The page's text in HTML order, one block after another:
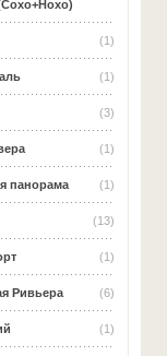
(1)
(1)
(3)
(1)
(1)
панорама
(13)
(1)
(6)
Ривьера
(1)